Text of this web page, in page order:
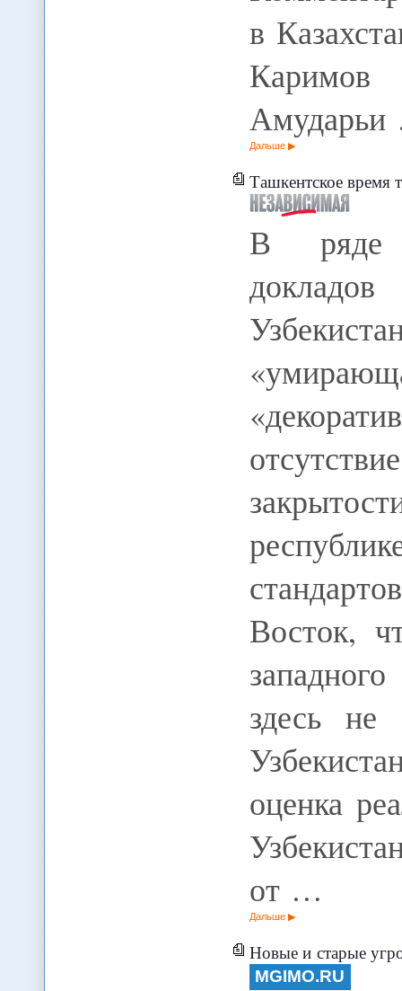
в
Дальше
Ташкентское время
В ряде
Восток,
здесь
оценка
от …
Дальше
Новые и старые угрозы
MGIMO.RU